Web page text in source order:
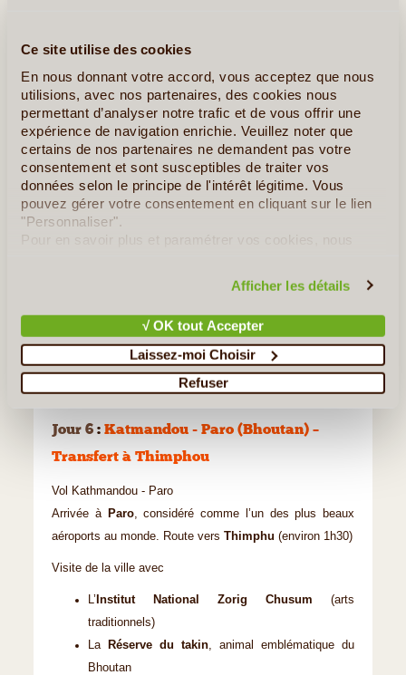
Ce site utilise des cookies
En nous donnant votre accord, vous acceptez que nous
utilisions, avec nos partenaires, des cookies nous
permettant d’analyser notre trafic et de vous offrir une
expérience de navigation enrichie. Veuillez noter que
certains de nos partenaires ne demandent pas votre
consentement et sont susceptibles de traiter vos
données selon le principe de l'intérêt légitime. Vous
pouvez gérer votre consentement en cliquant sur le lien
"Personnaliser".
Pour en savoir plus et paramétrer vos cookies, nous
Afficher les détails
√ OK tout Accepter
Laissez-moi Choisir
Refuser
©
Jour 6 : Katmandou - Paro (Bhoutan) –
Transfert à Thimphou
Vol Kathmandou - Paro
Arrivée à Paro, considéré comme l’un des plus beaux
aéroports au monde. Route vers Thimphu (environ 1h30)
Visite de la ville avec
L’ Institut National Zorig Chusum (arts
traditionnels)
La
Réserve du takin, animal emblématique du
Bhoutan